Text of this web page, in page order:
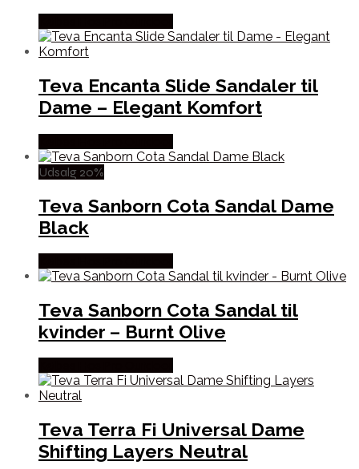
Teva Encanta Slide Sandaler til
Dame – Elegant Komfort
Udsalg 20%
Teva Sanborn Cota Sandal Dame
Black
Teva Sanborn Cota Sandal til
kvinder – Burnt Olive
Teva Terra Fi Universal Dame
Shifting Layers Neutral